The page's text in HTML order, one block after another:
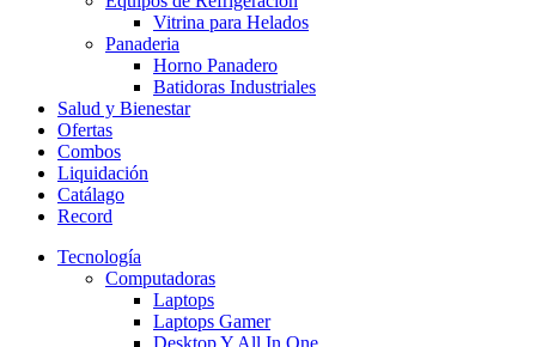
Vitrina para Helados
Panaderia
Horno Panadero
Batidoras Industriales
Salud y Bienestar
Ofertas
Combos
Liquidación
Catálago
Record
Tecnología
Computadoras
Laptops
Laptops Gamer